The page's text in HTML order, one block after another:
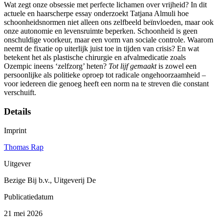
Wat zegt onze obsessie met perfecte lichamen over vrijheid? In dit
actuele en haarscherpe essay onderzoekt Tatjana Almuli hoe
schoonheidsnormen niet alleen ons zelfbeeld beïnvloeden, maar ook
onze autonomie en levensruimte beperken. Schoonheid is geen
onschuldige voorkeur, maar een vorm van sociale controle. Waarom
neemt de fixatie op uiterlijk juist toe in tijden van crisis? En wat
betekent het als plastische chirurgie en afvalmedicatie zoals
Ozempic ineens ‘zelfzorg’ heten? Tot lijf gemaaktis zowel een
persoonlijke als politieke oproep tot radicale ongehoorzaamheid –
voor iedereen die genoeg heeft een norm na te streven die constant
verschuift.
Details
Imprint
Thomas Rap
Uitgever
Bezige Bij b.v., Uitgeverij De
Publicatiedatum
21 mei 2026